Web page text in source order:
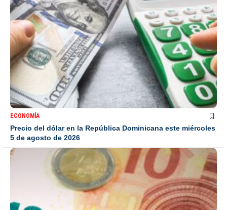
ECONOMÍA
Precio del dólar en la República Dominicana este miércoles
5 de agosto de 2026